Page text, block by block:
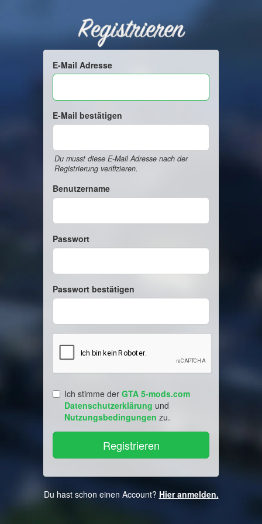
Registrieren
E-Mail Adresse
E-Mail bestätigen
Du musst diese E-Mail Adresse nach der
Registrierung verifizieren.
Benutzername
Passwort
Passwort bestätigen
Ich stimme der GTA 5-mods.com
Datenschutzerklärung und
Nutzungsbedingungen zu.
Du hast schon einen Account? Hier anmelden.